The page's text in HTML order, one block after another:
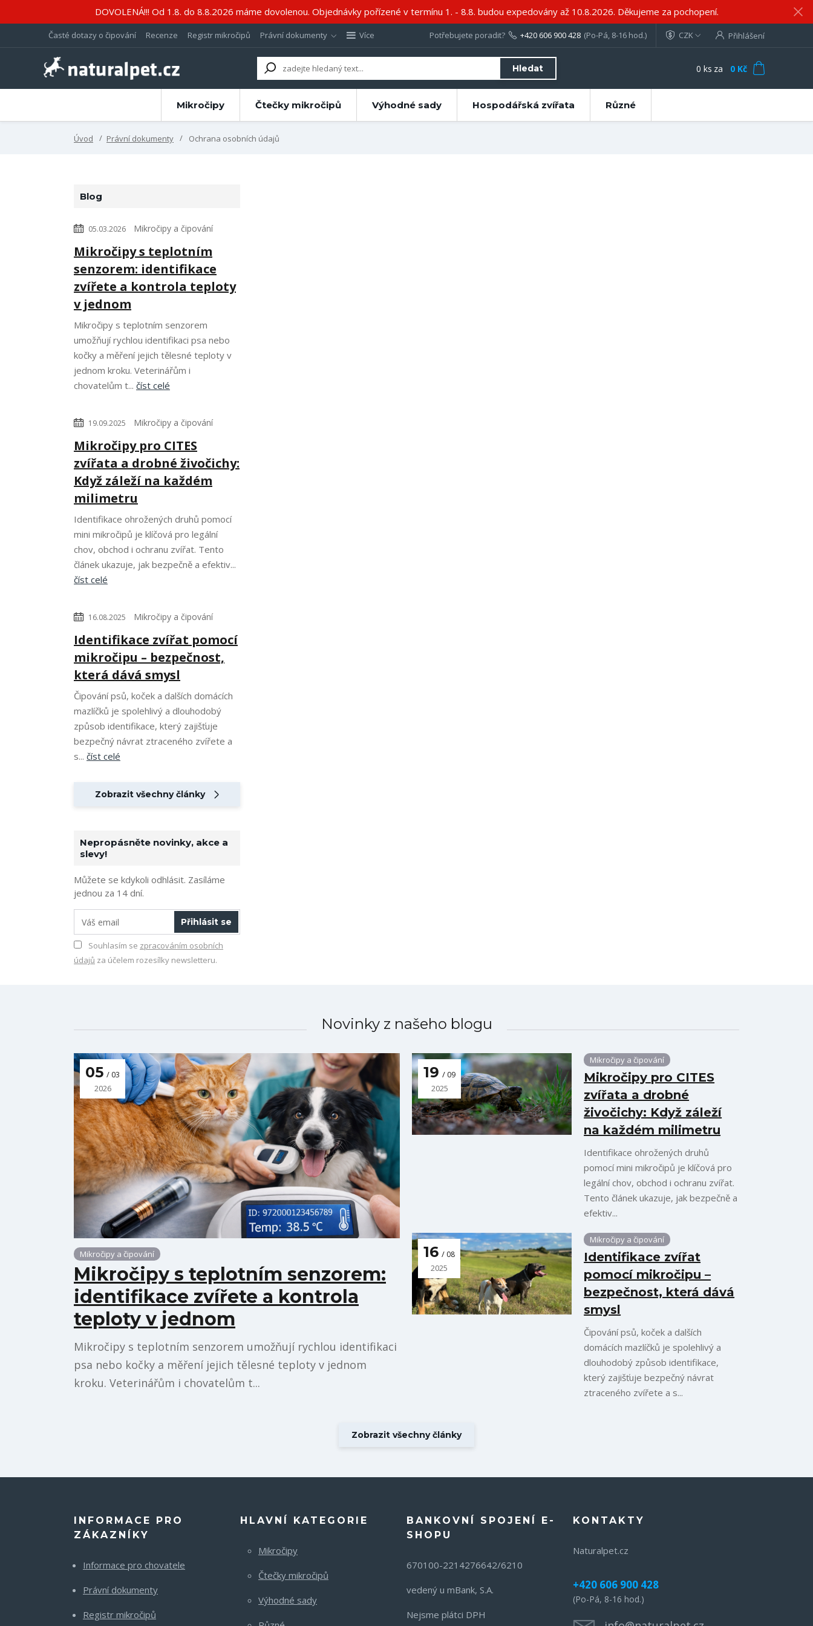
DOVOLENÁ!!! Od 1.8. do 8.8.2026 máme dovolenou. Objednávky pořízené v termínu 1. - 8.8. budou expedovány až 10.8.2026. Děkujeme za pochopení.
Časté dotazy o čipování Recenze Registr mikročipů Právní dokumenty Více CZK Přihlášení
Hledat
Potřebujete poradit? +420 606 900 428 (Po-Pá, 8-16 hod.)
0 ks za 0 Kč
Mikročipy Čtečky mikročipů Výhodné sady Hospodářská zvířata Různé
Úvod Právní dokumenty Ochrana osobních údajů
Blog
05.03.2026 Mikročipy a čipování
Mikročipy s teplotním
senzorem: identifikace
zvířete a kontrola teploty
v jednom
Mikročipy s teplotním senzorem
umožňují rychlou identifikaci psa nebo
kočky a měření jejich tělesné teploty v
jednom kroku. Veterinářům i
chovatelům t... číst celé
19.09.2025 Mikročipy a čipování
Mikročipy pro CITES
zvířata a drobné živočichy:
Když záleží na každém
milimetru
Identifikace ohrožených druhů pomocí
mini mikročipů je klíčová pro legální
chov, obchod i ochranu zvířat. Tento
článek ukazuje, jak bezpečně a efektiv...
číst celé
16.08.2025 Mikročipy a čipování
Identifikace zvířat pomocí
mikročipu – bezpečnost,
která dává smysl
Čipování psů, koček a dalších domácích
mazlíčků je spolehlivý a dlouhodobý
způsob identifikace, který zajišťuje
bezpečný návrat ztraceného zvířete a
s... číst celé
Zobrazit všechny články
Nepropásněte novinky, akce a
slevy!
Můžete se kdykoli odhlásit. Zasíláme
jednou za 14 dní.
Přihlásit se
Souhlasím se zpracováním osobních
údajů za účelem rozesílky newsletteru.
Novinky z našeho blogu
05 03
2026
Mikročipy a čipování
Mikročipy s teplotním senzorem:
identifikace zvířete a kontrola
teploty v jednom
Mikročipy s teplotním senzorem umožňují rychlou identifikaci
psa nebo kočky a měření jejich tělesné teploty v jednom
kroku. Veterinářům i chovatelům t...
19 09
2025
Mikročipy a čipování
Mikročipy pro CITES
zvířata a drobné
živočichy: Když záleží
na každém milimetru
Identifikace ohrožených druhů
pomocí mini mikročipů je klíčová pro
legální chov, obchod i ochranu zvířat.
Tento článek ukazuje, jak bezpečně a
efektiv...
16 08
2025
Mikročipy a čipování
Identifikace zvířat
pomocí mikročipu –
bezpečnost, která dává
smysl
Čipování psů, koček a dalších
domácích mazlíčků je spolehlivý a
dlouhodobý způsob identifikace,
který zajišťuje bezpečný návrat
ztraceného zvířete a s...
Zobrazit všechny články
INFORMACE PRO
ZÁKAZNÍKY
Informace pro chovatele
Právní dokumenty
Registr mikročipů
HLAVNÍ KATEGORIE
Mikročipy
Čtečky mikročipů
Výhodné sady
BANKOVNÍ SPOJENÍ E-
SHOPU
670100-2214276642/6210
vedený u mBank, S.A.
Nejsme plátci DPH
KONTAKTY
Naturalpet.cz
+420 606 900 428
(Po-Pá, 8-16 hod.)